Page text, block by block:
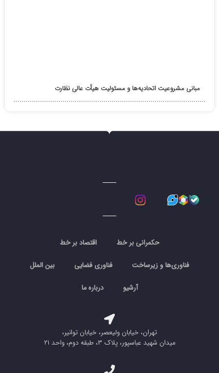
مبانی مشروعیت اتحادیه‌ها و مسئولیت هیأت عالی نظارت
حکمرانی بر خط اقتصاد بر خط
فناوری‌ها و زیرساخت فناوری فضایی بین الملل
آرشیو درباره ما
تهران، خیابان ولیعصر، خیابان توانیر،
میدان شهید عباسپور، پلاک ۳، طبقه دوم، واحد ۲۱